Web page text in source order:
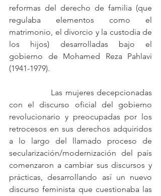
reformas del derecho de familia (que
regulaba elementos como el
matrimonio, el divorcio y la custodia de
los hijos) desarrolladas bajo el
gobierno de Mohamed Reza Pahlavi
(1941-1979).
con el discurso oficial del gobierno
revolucionario y preocupadas por los
retrocesos en sus derechos adquiridos
a lo largo del llamado proceso de
secularización/modernización del país
comenzaron a cambiar sus discursos y
prácticas, desarrollando así un nuevo
discurso feminista que cuestionaba las